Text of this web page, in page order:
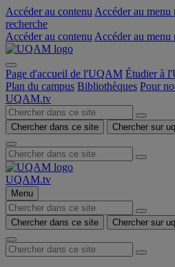
Accéder au contenu Accéder au menu
recherche
Accéder au contenu Accéder au menu
Page d'accueil de l'UQAM Étudier à
Plan du campus Bibliothèques Pour
UQAM.tv
Chercher dans ce site Chercher sur
UQAM.tv
Menu
Chercher dans ce site Chercher sur